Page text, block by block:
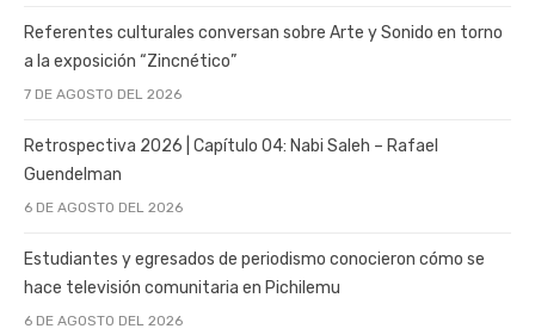
Referentes culturales conversan sobre Arte y Sonido en torno
a la exposición “Zincnético”
7 DE AGOSTO DEL 2026
Retrospectiva 2026 | Capítulo 04: Nabi Saleh – Rafael
Guendelman
6 DE AGOSTO DEL 2026
Estudiantes y egresados de periodismo conocieron cómo se
hace televisión comunitaria en Pichilemu
6 DE AGOSTO DEL 2026